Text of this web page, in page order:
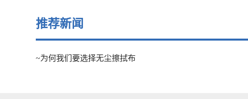
推荐新闻
~为何我们要选择无尘擦拭布